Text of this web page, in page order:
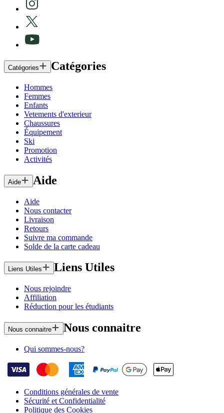
Catégories Catégories
Hommes
Femmes
Enfants
Vetements d'exterieur
Chaussures
Équipement
Ski
Promotion
Activités
Aide Aide
Aide
Nous contacter
Livraison
Retours
Suivre ma commande
Solde de la carte cadeau
Liens Utiles Liens Utiles
Nous rejoindre
Affiliation
Réduction pour les étudiants
Nous connaitre Nous connaitre
Qui sommes-nous?
Conditions générales de vente
Sécurité et Confidentialité
Politique des Cookies